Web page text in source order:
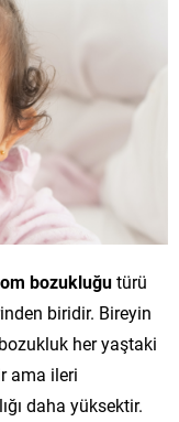
bozukluğutürü
biridir. Bireyin
her yaştaki
ama ileri
daha yüksektir.